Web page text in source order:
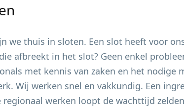
we thuis in sloten. Een slot heeft voor
afbreekt in het slot? Geen enkel
met kennis van zaken en het
Wij werken snel en vakkundig. Een
regionaal werken loopt de wachttijd